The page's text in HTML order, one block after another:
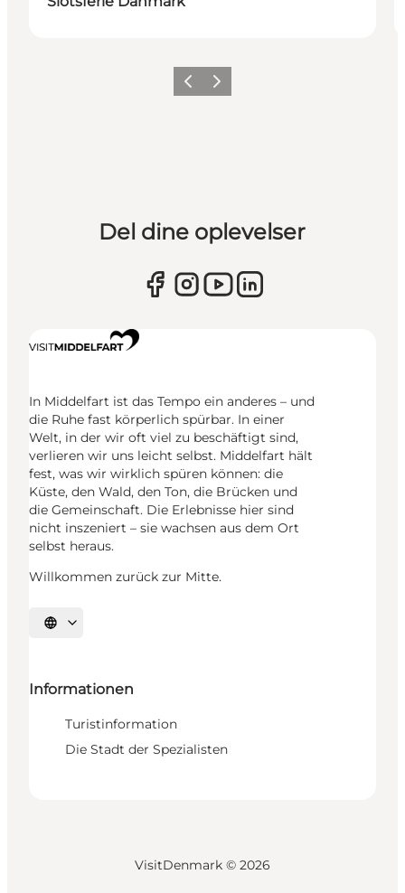
ZurückWeiter
Del dine oplevelser
In Middelfart ist das Tempo ein anderes – und
die Ruhe fast körperlich spürbar. In einer
Welt, in der wir oft viel zu beschäftigt sind,
verlieren wir uns leicht selbst. Middelfart hält
fest, was wir wirklich spüren können: die
Küste, den Wald, den Ton, die Brücken und
die Gemeinschaft. Die Erlebnisse hier sind
nicht inszeniert – sie wachsen aus dem Ort
selbst heraus.
Willkommen zurück zur Mitte.
Sprache auswählen
Informationen
Turistinformation
Die Stadt der Spezialisten
VisitDenmark © 2026